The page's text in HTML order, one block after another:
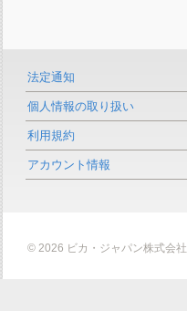
法定通知
個人情報の取り扱い
利用規約
アカウント情報
© 2026 ビカ・ジャパン株式会社